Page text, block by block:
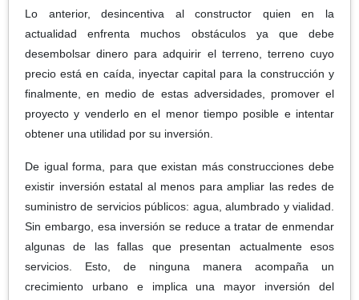
Lo anterior, desincentiva al constructor quien en la
actualidad enfrenta muchos obstáculos ya que debe
desembolsar dinero para adquirir el terreno, terreno cuyo
precio está en caída, inyectar capital para la construcción y
finalmente, en medio de estas adversidades, promover el
proyecto y venderlo en el menor tiempo posible e intentar
obtener una utilidad por su inversión.
De igual forma, para que existan más construcciones debe
existir inversión estatal al menos para ampliar las redes de
suministro de servicios públicos: agua, alumbrado y vialidad.
Sin embargo, esa inversión se reduce a tratar de enmendar
algunas de las fallas que presentan actualmente esos
servicios. Esto, de ninguna manera acompaña un
crecimiento urbano e implica una mayor inversión del